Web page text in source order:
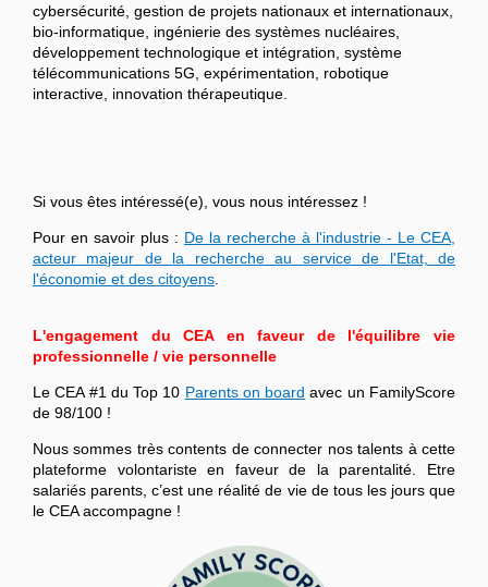
cybersécurité, gestion de projets nationaux et internationaux,
bio-informatique, ingénierie des systèmes nucléaires,
développement technologique et intégration, système
télécommunications 5G, expérimentation, robotique
interactive, innovation thérapeutique.
Si vous êtes intéressé(e), vous nous intéressez !
Pour en savoir plus : De la recherche à l'industrie - Le CEA,
acteur majeur de la recherche au service de l'Etat, de
l'économie et des citoyens
L'engagement du CEA en faveur de l'équilibre vie
professionnelle / vie personnelle
Le CEA #1 du Top 10 Parents on board avec un FamilyScore
de 98/100 !
Nous sommes très contents de connecter nos talents à cette
plateforme volontariste en faveur de la parentalité. Etre
salariés parents, c’est une réalité de vie de tous les jours que
le CEA accompagne !